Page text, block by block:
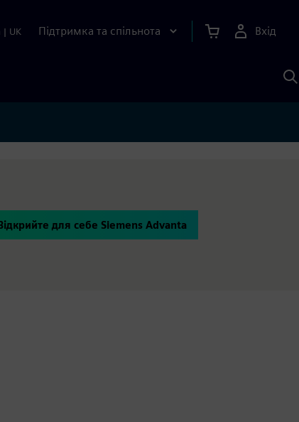
| UK Підтримка та спільнота Вхід
для себе Siemens Advanta